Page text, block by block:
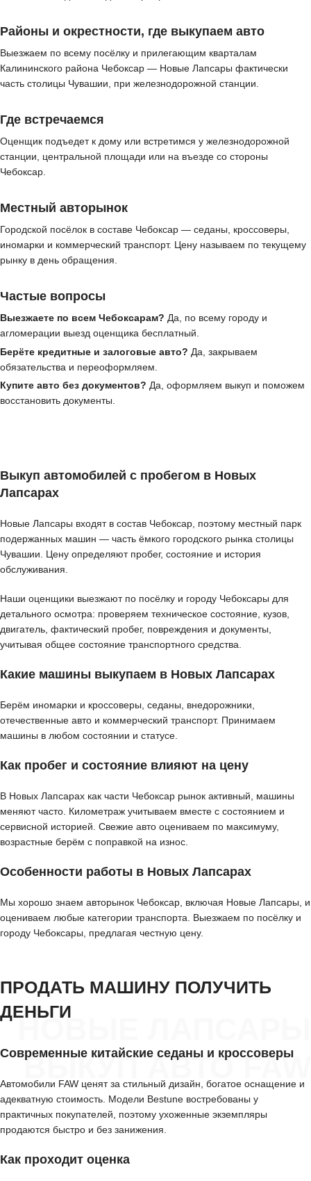
Районы и окрестности, где выкупаем авто
Выезжаем по всему посёлку и прилегающим кварталам
Калининского района Чебоксар — Новые Лапсары фактически
часть столицы Чувашии, при железнодорожной станции.
Где встречаемся
Оценщик подъедет к дому или встретимся у железнодорожной
станции, центральной площади или на въезде со стороны
Чебоксар.
Местный авторынок
Городской посёлок в составе Чебоксар — седаны, кроссоверы,
иномарки и коммерческий транспорт. Цену называем по текущему
рынку в день обращения.
Частые вопросы
Выезжаете по всем Чебоксарам? Да, по всему городу и
агломерации выезд оценщика бесплатный.
Берёте кредитные и залоговые авто? Да, закрываем
обязательства и переоформляем.
Купите авто без документов? Да, оформляем выкуп и поможем
восстановить документы.
Выкуп автомобилей с пробегом в Новых
Лапсарах
Новые Лапсары входят в состав Чебоксар, поэтому местный парк
подержанных машин — часть ёмкого городского рынка столицы
Чувашии. Цену определяют пробег, состояние и история
обслуживания.
Наши оценщики выезжают по посёлку и городу Чебоксары для
детального осмотра: проверяем техническое состояние, кузов,
двигатель, фактический пробег, повреждения и документы,
учитывая общее состояние транспортного средства.
Какие машины выкупаем в Новых Лапсарах
Берём иномарки и кроссоверы, седаны, внедорожники,
отечественные авто и коммерческий транспорт. Принимаем
машины в любом состоянии и статусе.
Как пробег и состояние влияют на цену
В Новых Лапсарах как части Чебоксар рынок активный, машины
меняют часто. Километраж учитываем вместе с состоянием и
сервисной историей. Свежие авто оцениваем по максимуму,
возрастные берём с поправкой на износ.
Особенности работы в Новых Лапсарах
Мы хорошо знаем авторынок Чебоксар, включая Новые Лапсары, и
оцениваем любые категории транспорта. Выезжаем по посёлку и
городу Чебоксары, предлагая честную цену.
НОВЫЕ ЛАПСАРЫ
ВЫКУП АВТО FAW
ПРОДАТЬ МАШИНУ ПОЛУЧИТЬ
ДЕНЬГИ
Современные китайские седаны и кроссоверы
Автомобили FAW ценят за стильный дизайн, богатое оснащение и
адекватную стоимость. Модели Bestune востребованы у
практичных покупателей, поэтому ухоженные экземпляры
продаются быстро и без занижения.
Как проходит оценка